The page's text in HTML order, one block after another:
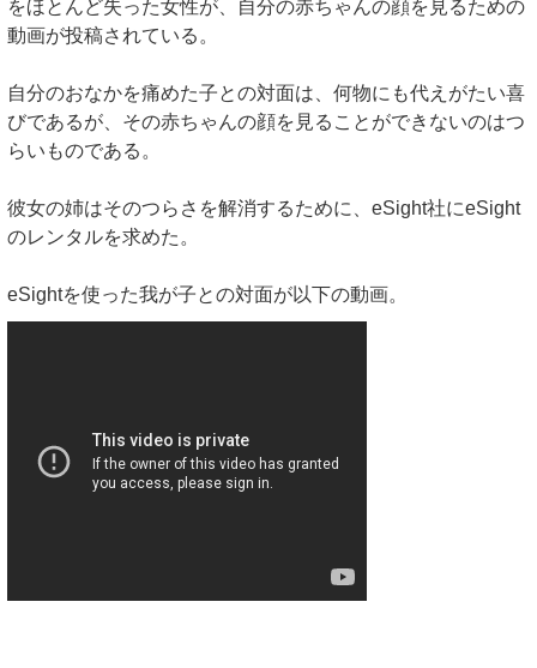
をほとんど失った女性が、自分の赤ちゃんの顔を見るための
動画が投稿されている。
自分のおなかを痛めた子との対面は、何物にも代えがたい喜
びであるが、その赤ちゃんの顔を見ることができないのはつ
らいものである。
彼女の姉はそのつらさを解消するために、eSight社にeSight
のレンタルを求めた。
eSightを使った我が子との対面が以下の動画。